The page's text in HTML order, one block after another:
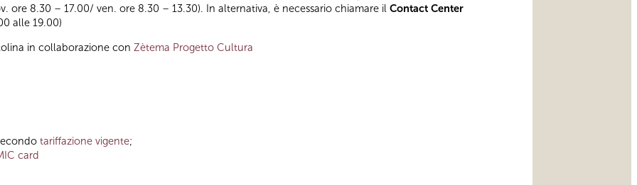
ore 8.30 – 17.00/ ven. ore 8.30 – 13.30). In alternativa, è necessario chiamare il Contact Center
alle 19.00)
in collaborazione con Zètema Progetto Cultura
tariffazione vigente;
card